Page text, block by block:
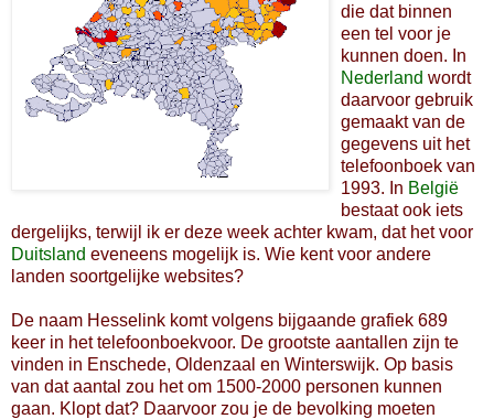
die dat binnen
een tel voor je
kunnen doen. In
Nederland wordt
daarvoor gebruik
gemaakt van de
gegevens uit het
telefoonboek van
1993. In België
bestaat ook iets
dergelijks, terwijl ik er deze week achter kwam, dat het voor
Duitsland eveneens mogelijk is. Wie kent voor andere
landen soortgelijke websites?
De naam Hesselink komt volgens bijgaande grafiek 689
keer in het telefoonboekvoor. De grootste aantallen zijn te
vinden in Enschede, Oldenzaal en Winterswijk. Op basis
van dat aantal zou het om 1500-2000 personen kunnen
gaan. Klopt dat? Daarvoor zou je de bevolking moeten